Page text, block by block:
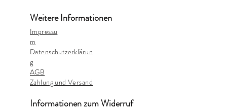
Weitere Informationen
Impressu
m
Datenschutzerklärun
g
AGB
Zahlung und Versand
Informationen zum Widerruf